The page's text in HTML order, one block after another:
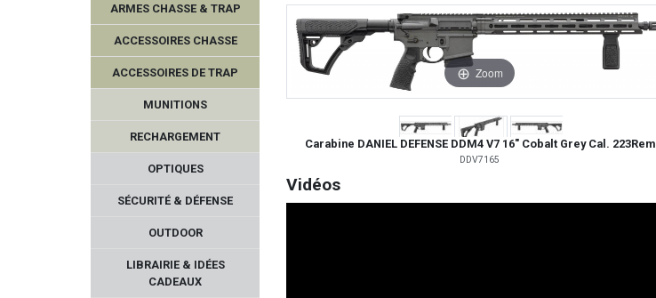
ARMES CHASSE & TRAP
ACCESSOIRES CHASSE
ACCESSOIRES DE TRAP
MUNITIONS
RECHARGEMENT
OPTIQUES
SÉCURITÉ & DÉFENSE
OUTDOOR
LIBRAIRIE & IDÉES
CADEAUX
Zoom
Carabine DANIEL DEFENSE DDM4 V7 16" Cobalt Grey Cal. 223Rem
DDV7165
Vidéos